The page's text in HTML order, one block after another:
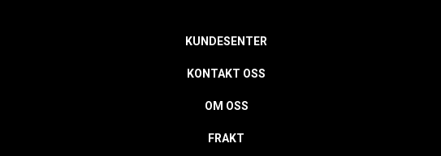
KUNDESENTER
KONTAKT OSS
OM OSS
FRAKT